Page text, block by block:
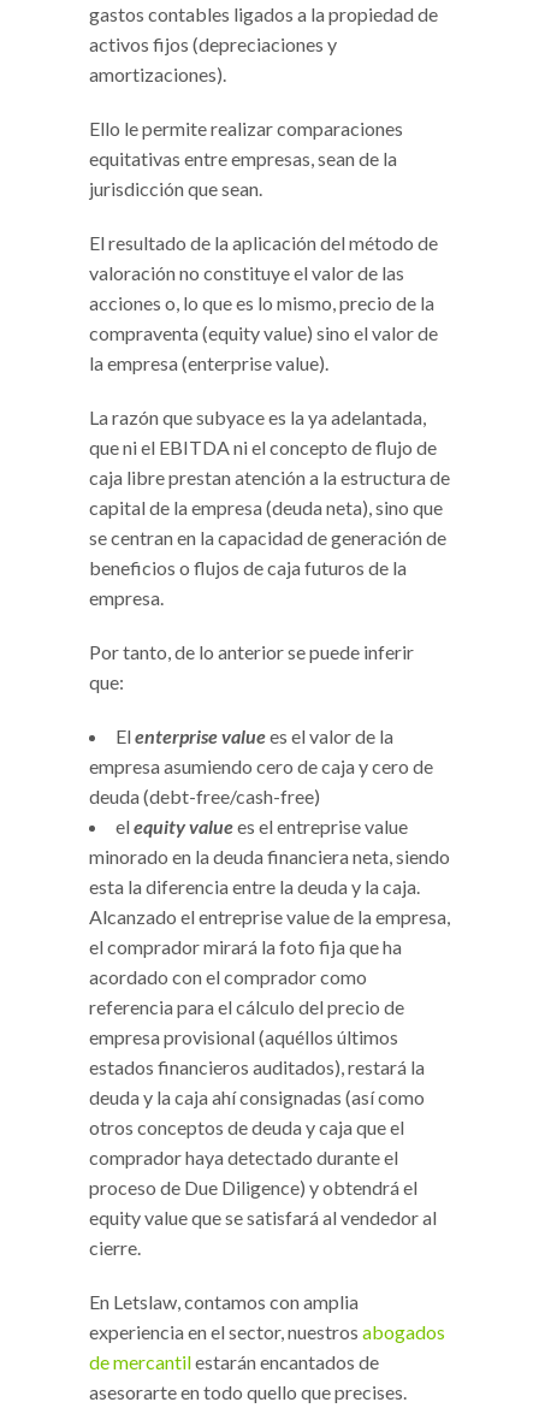
gastos contables ligados a la propiedad de
activos fijos (depreciaciones y
amortizaciones).
Ello le permite realizar comparaciones
equitativas entre empresas, sean de la
jurisdicción que sean.
El resultado de la aplicación del método de
valoración no constituye el valor de las
acciones o, lo que es lo mismo, precio de la
compraventa (equity value) sino el valor de
la empresa (enterprise value).
La razón que subyace es la ya adelantada,
que ni el EBITDA ni el concepto de flujo de
caja libre prestan atención a la estructura de
capital de la empresa (deuda neta), sino que
se centran en la capacidad de generación de
beneficios o flujos de caja futuros de la
empresa.
Por tanto, de lo anterior se puede inferir
que:
Elenterprise valuees el valor de la
empresa asumiendo cero de caja y cero de
deuda (debt-free/cash-free)
elequity valuees el entreprise value
minorado en la deuda financiera neta, siendo
esta la diferencia entre la deuda y la caja.
Alcanzado el entreprise value de la empresa,
el comprador mirará la foto fija que ha
acordado con el comprador como
referencia para el cálculo del precio de
empresa provisional (aquéllos últimos
estados financieros auditados), restará la
deuda y la caja ahí consignadas (así como
otros conceptos de deuda y caja que el
comprador haya detectado durante el
proceso de Due Diligence) y obtendrá el
equity value que se satisfará al vendedor al
cierre.
En Letslaw, contamos con amplia
experiencia en el sector, nuestros abogados
de mercantilestarán encantados de
asesorarte en todo quello que precises.